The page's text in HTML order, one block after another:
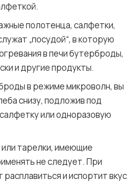
полотенца, салфетки,
„посудой“, в которую
в печи бутерброды,
и другие продукты.
в режиме микроволн, вы
снизу, подложив под
или одноразовую
тарелки, имеющие
не следует. При
и испортит вкус